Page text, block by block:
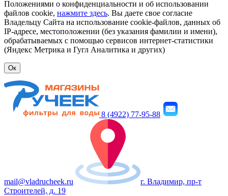
Положениями о конфиденциальности и об использовании
файлов cookie, нажмите здесь. Вы даете свое согласие
Владельцу Сайта на использование cookie-файлов, данных об
IP-адресе, местоположении (без указания фамилии и имени),
обрабатываемых с помощью сервисов интернет-статистики
(Яндекс Метрика и Гугл Аналитика и других)
Ок
8 (4922) 77-95-88
mail@vladrucheek.ru
г. Владимир, пр-т
Строителей, д. 19